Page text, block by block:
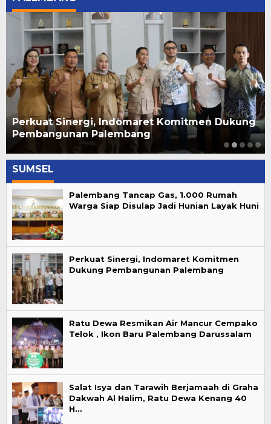
Perkuat Sinergi, Indomaret Komitmen Dukung
Pembangunan Palembang
SUMSEL
Palembang Tancap Gas, 1.000 Rumah
Warga Siap Disulap Jadi Hunian Layak Huni
Perkuat Sinergi, Indomaret Komitmen
Dukung Pembangunan Palembang
Ratu Dewa Resmikan Air Mancur Cempako
Telok , Ikon Baru Palembang Darussalam
Salat Isya dan Tarawih Berjamaah di Graha
Dakwah Al Halim, Ratu Dewa Kenang 40
H…